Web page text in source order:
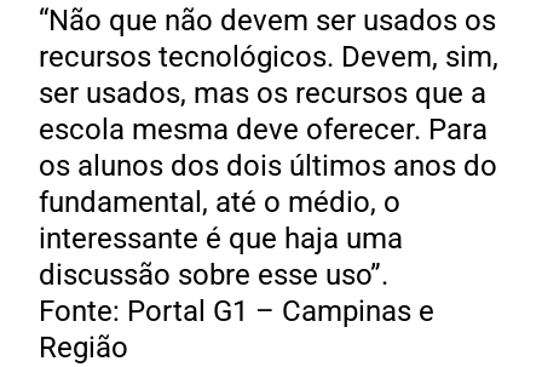
“Não que não devem ser usados os
recursos tecnológicos. Devem, sim,
ser usados, mas os recursos que a
escola mesma deve oferecer. Para
os alunos dos dois últimos anos do
fundamental, até o médio, o
interessante é que haja uma
discussão sobre esse uso”.
Fonte: Portal G1 – Campinas e
Região